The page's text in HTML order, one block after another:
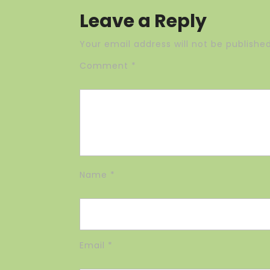
Leave a Reply
Your email address will not be
Comment *
Name *
Email *